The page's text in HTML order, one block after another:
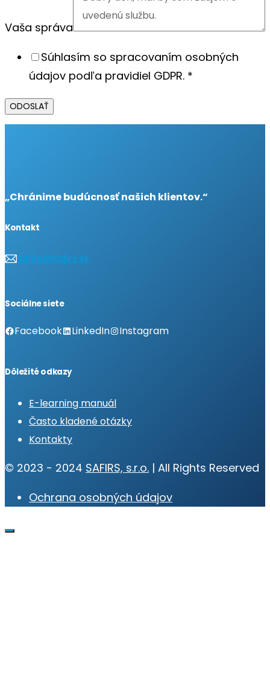
Vaša správa
Súhlasím so spracovaním osobných
údajov podľa pravidiel GDPR. *
ODOSLAŤ
„Chránime budúcnosť našich klientov.“
Kontakt
safirs@safirs.sk
Sociálne siete
Facebook LinkedIn Instagram
Dôležité odkazy
E-learning manuál
Často kladené otázky
Kontakty
© 2023 - 2024 SAFIRS, s.r.o. | All Rights Reserved
Ochrana osobných údajov